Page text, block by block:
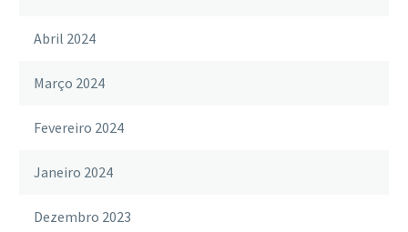
Abril 2024
Março 2024
Fevereiro 2024
Janeiro 2024
Dezembro 2023